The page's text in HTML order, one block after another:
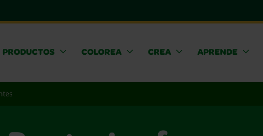
PRODUCTOS COLOREA CREA APRENDE